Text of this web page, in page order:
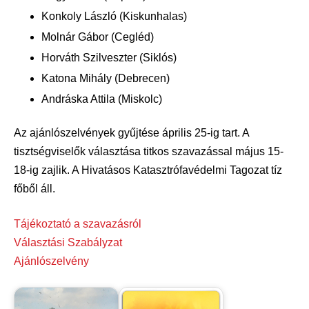
Konkoly László (Kiskunhalas)
Molnár Gábor (Cegléd)
Horváth Szilveszter (Siklós)
Katona Mihály (Debrecen)
Andráska Attila (Miskolc)
Az ajánlószelvények gyűjtése április 25-ig tart. A
tisztségviselők választása titkos szavazással május 15-
18-ig zajlik. A Hivatásos Katasztrófavédelmi Tagozat tíz
főből áll.
Tájékoztató a szavazásról
Választási Szabályzat
Ajánlószelvény